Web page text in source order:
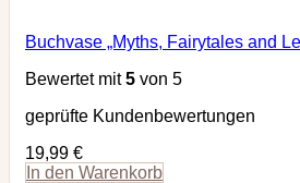
Buchvase „Myths, Fairytales and
Bewertet mit5 von 5
geprüfte Kundenbewertungen
19,99 €
In den Warenkorb